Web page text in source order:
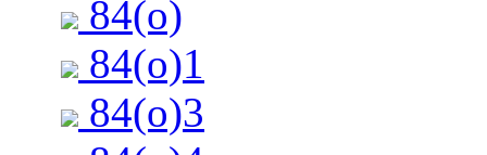
84(о)
84(о)1
84(о)3